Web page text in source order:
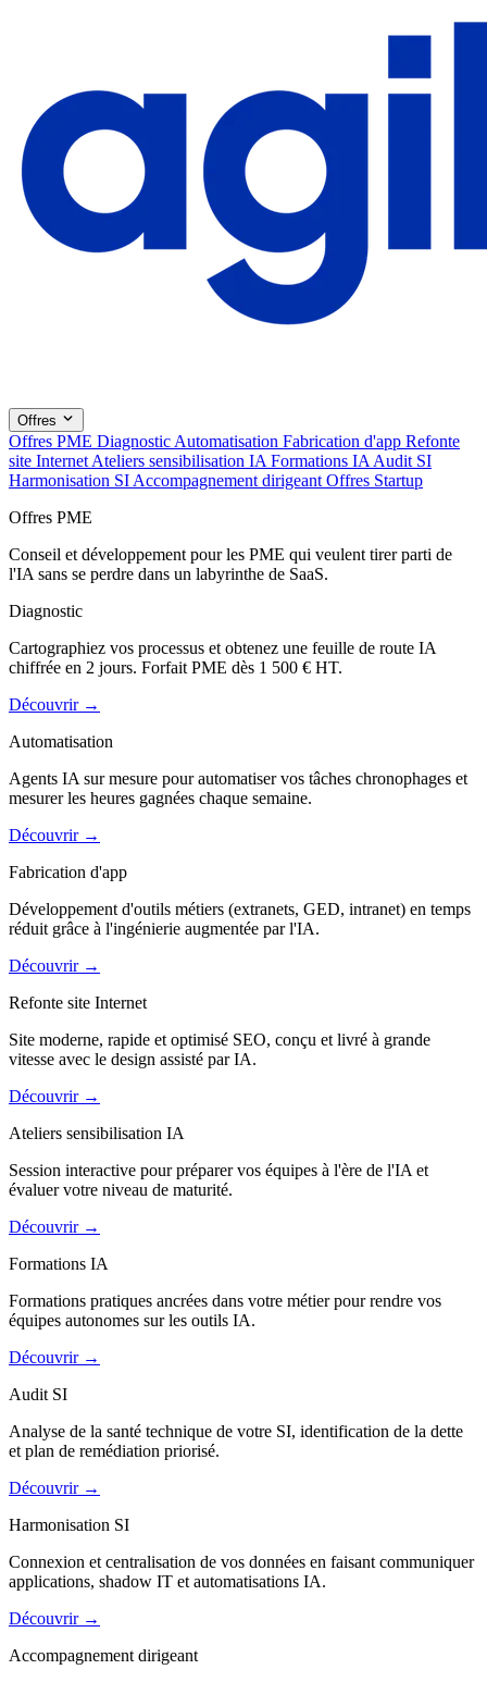
Offres
Offres PME Diagnostic Automatisation Fabrication d'app Refonte
site Internet Ateliers sensibilisation IA Formations IA Audit SI
Harmonisation SI Accompagnement dirigeant Offres Startup
Offres PME
Conseil et développement pour les PME qui veulent tirer parti de
l'IA sans se perdre dans un labyrinthe de SaaS.
Diagnostic
Cartographiez vos processus et obtenez une feuille de route IA
chiffrée en 2 jours. Forfait PME dès 1 500 € HT.
Découvrir →
Automatisation
Agents IA sur mesure pour automatiser vos tâches chronophages et
mesurer les heures gagnées chaque semaine.
Découvrir →
Fabrication d'app
Développement d'outils métiers (extranets, GED, intranet) en temps
réduit grâce à l'ingénierie augmentée par l'IA.
Découvrir →
Refonte site Internet
Site moderne, rapide et optimisé SEO, conçu et livré à grande
vitesse avec le design assisté par IA.
Découvrir →
Ateliers sensibilisation IA
Session interactive pour préparer vos équipes à l'ère de l'IA et
évaluer votre niveau de maturité.
Découvrir →
Formations IA
Formations pratiques ancrées dans votre métier pour rendre vos
équipes autonomes sur les outils IA.
Découvrir →
Audit SI
Analyse de la santé technique de votre SI, identification de la dette
et plan de remédiation priorisé.
Découvrir →
Harmonisation SI
Connexion et centralisation de vos données en faisant communiquer
applications, shadow IT et automatisations IA.
Découvrir →
Accompagnement dirigeant